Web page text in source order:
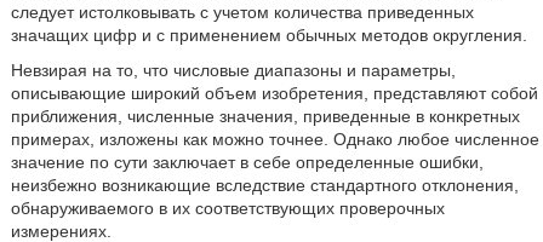
следует истолковывать с учетом количества приведенных
значащих цифр и с применением обычных методов округления.
Невзирая на то, что числовые диапазоны и параметры,
описывающие широкий объем изобретения, представляют собой
приближения, численные значения, приведенные в конкретных
примерах, изложены как можно точнее. Однако любое численное
значение по сути заключает в себе определенные ошибки,
неизбежно возникающие вследствие стандартного отклонения,
обнаруживаемого в их соответствующих проверочных
измерениях.